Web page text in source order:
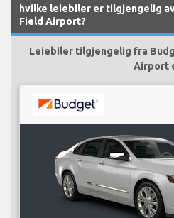
hvilke leiebiler er tilgjengelig
Field Airport?
Leiebiler tilgjengelig fra
Airport